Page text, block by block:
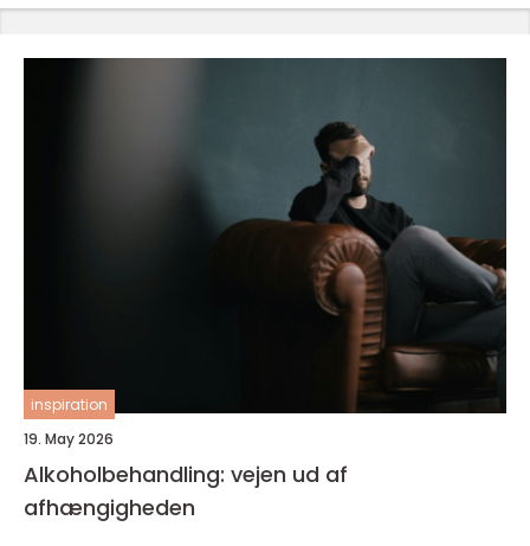
inspiration
19. May 2026
Alkoholbehandling: vejen ud af
afhængigheden